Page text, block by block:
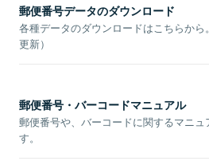
郵便番号データのダウンロード
各種データのダウンロードはこちらから
更新）
郵便番号・バーコードマニュアル
郵便番号や、バーコードに関するマニュ
す。